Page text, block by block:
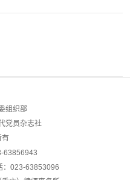
组织部
党员杂志社
有
63856943
：023-63853096